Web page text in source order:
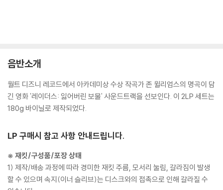
음반소개
월트 디즈니 레코드에서 아카데미상 수상 작곡가 존 윌리엄스의 명곡이 담
긴 영화 '레이더스: 잃어버린 보물' 사운드트랙을 선보인다. 이 2LP 세트는
180g 바이닐로 제작되었다.
LP 구매시 참고 사항 안내드립니다.
※ 재킷/구성품/포장 상태
1) 제작/배송 과정에 따라 경미한 재킷 주름, 모서리 눌림, 갈라짐이 발생
할 수 있으며 속지(이너 슬리브)는 디스크와의 접촉으로 인해 갈라질 수